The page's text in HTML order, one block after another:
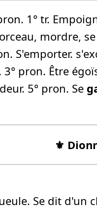
1° tr.
mordre,
S'emporter.
3° pron. Être
5° pron. Se
⚜️
Se dit